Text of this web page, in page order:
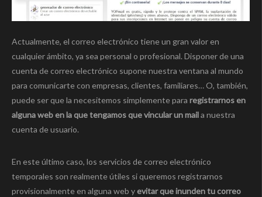
Actualmente, el correo electrónico tiene un gran valor en
cualquier ámbito, ya sea personal o profesional. Disponer de una
cuenta de correo electrónico supone nuestra ventana al mundo
para comunicarte con empresas, clientes, familiares… O, también,
puede ser que la necesitemos simplemente para registrarnos en
alguna web en la que tengamos que vincular un maila nuestra
cuenta de usuario.
En este último caso, los servicios de correo electrónico
temporales son realmente útiles si queremos registrarnos
provisionalmente en alguna web yevitar que inunden tu correo